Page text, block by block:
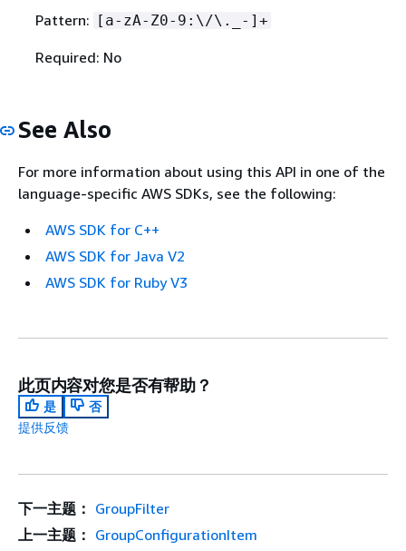
Pattern: [a-zA-Z0-9:\/\._-]+
Required: No
See Also
For more information about using this API in one of the
language-specific AWS SDKs, see the following:
AWS SDK for C++
AWS SDK for Java V2
AWS SDK for Ruby V3
此页内容对您是否有帮助？
是
否
提供反馈
下一主题： GroupFilter
上一主题： GroupConfigurationItem